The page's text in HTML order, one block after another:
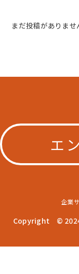
まだ投稿がありませ
エ
企業
Copyright © 2024